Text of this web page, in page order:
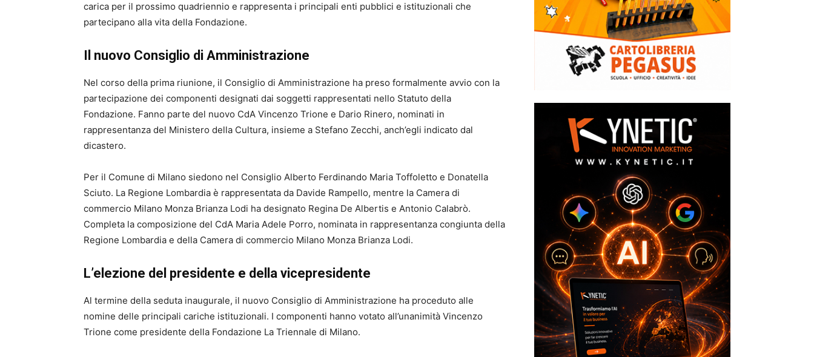
carica per il prossimo quadriennio e rappresenta i principali enti pubblici e istituzionali che
partecipano alla vita della Fondazione.
Il nuovo Consiglio di Amministrazione
Nel corso della prima riunione, il Consiglio di Amministrazione ha preso formalmente avvio con la
partecipazione dei componenti designati dai soggetti rappresentati nello Statuto della
Fondazione. Fanno parte del nuovo CdA Vincenzo Trione e Dario Rinero, nominati in
rappresentanza del Ministero della Cultura, insieme a Stefano Zecchi, anch’egli indicato dal
dicastero.
Per il Comune di Milano siedono nel Consiglio Alberto Ferdinando Maria Toffoletto e Donatella
Sciuto. La Regione Lombardia è rappresentata da Davide Rampello, mentre la Camera di
commercio Milano Monza Brianza Lodi ha designato Regina De Albertis e Antonio Calabrò.
Completa la composizione del CdA Maria Adele Porro, nominata in rappresentanza congiunta della
Regione Lombardia e della Camera di commercio Milano Monza Brianza Lodi.
L’elezione del presidente e della vicepresidente
Al termine della seduta inaugurale, il nuovo Consiglio di Amministrazione ha proceduto alle
nomine delle principali cariche istituzionali. I componenti hanno votato all’unanimità Vincenzo
Trione come presidente della Fondazione La Triennale di Milano.